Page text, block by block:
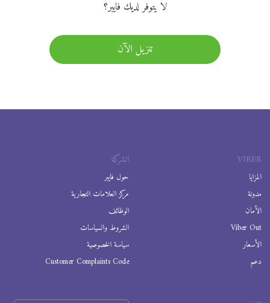
لا يتوفر لديك فايبر؟
تنزيل الآن
VIBER
المزايا
مدونة
الأمان
Viber Out
الأسعار
دعم
الشركة
حول فايبر
مركز العلامات التجارية
الوظائف
الشروط والسياسات
سياسة الخصوصية
Customer Complaints Code